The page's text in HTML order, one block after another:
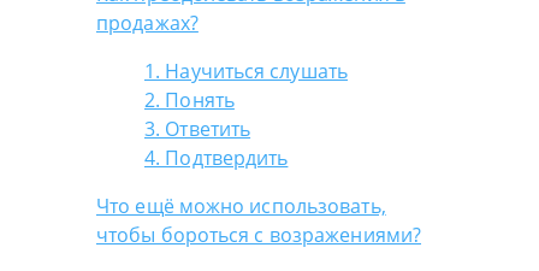
продажах?
1. Научиться слушать
2. Понять
3. Ответить
4. Подтвердить
Что ещё можно использовать,
чтобы бороться с возражениями?